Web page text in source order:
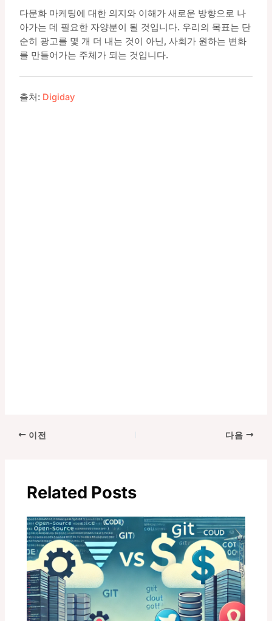
다문화 마케팅에 대한 의지와 이해가 새로운 방향으로 나
아가는 데 필요한 자양분이 될 것입니다. 우리의 목표는 단
순히 광고를 몇 개 더 내는 것이 아닌, 사회가 원하는 변화
를 만들어가는 주체가 되는 것입니다.
출처: Digiday
이전 다음
Related Posts